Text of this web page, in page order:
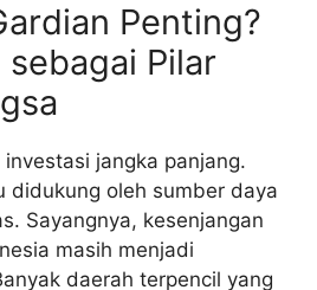
Penting?
Pilar
jangka panjang.
didukung oleh sumber daya
Sayangnya, kesenjangan
masih menjadi
daerah terpencil yang